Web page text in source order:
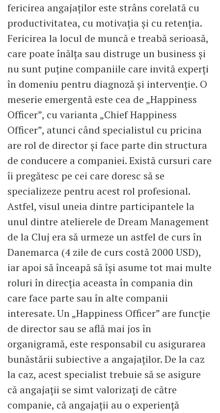
fericirea angajaţilor este strâns corelată cu
productivitatea, cu motivaţia şi cu retenţia.
Fericirea la locul de muncă e treabă serioasă,
care poate înălţa sau distruge un business şi
nu sunt puţine companiile care invită experţi
în domeniu pentru diagnoză şi intervenţie. O
meserie emergentă este cea de „Happiness
Officer”, cu varianta „Chief Happiness
Officer”, atunci când specialistul cu pricina
are rol de director şi face parte din structura
de conducere a companiei. Există cursuri care
îi pregătesc pe cei care doresc să se
specializeze pentru acest rol profesional.
Astfel, visul uneia dintre participantele la
unul dintre atelierele de Dream Management
de la Cluj era să urmeze un astfel de curs în
Danemarca (4 zile de curs costă 2000 USD),
iar apoi să înceapă să îşi asume tot mai multe
roluri în direcţia aceasta în compania din
care face parte sau în alte companii
interesate. Un „Happiness Officer” are funcţie
de director sau se află mai jos în
organigramă, este responsabil cu asigurarea
bunăstării subiective a angajaţilor. De la caz
la caz, acest specialist trebuie să se asigure
că angajaţii se simt valorizaţi de către
companie, că angajaţii au o experienţă